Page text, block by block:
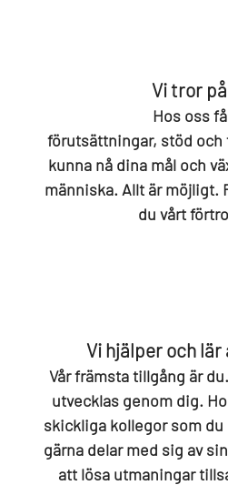
Vi tror
Hos oss
förutsättningar, stöd och
kunna nå dina mål och
människa. Allt är möjligt.
du vårt
Vi hjälper och lär
Vår främsta tillgång är
utvecklas genom dig.
skickliga kollegor som
gärna delar med sig av
att lösa utmaningar